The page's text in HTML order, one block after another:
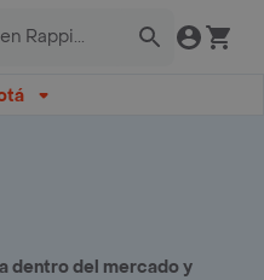
dentro del mercado y